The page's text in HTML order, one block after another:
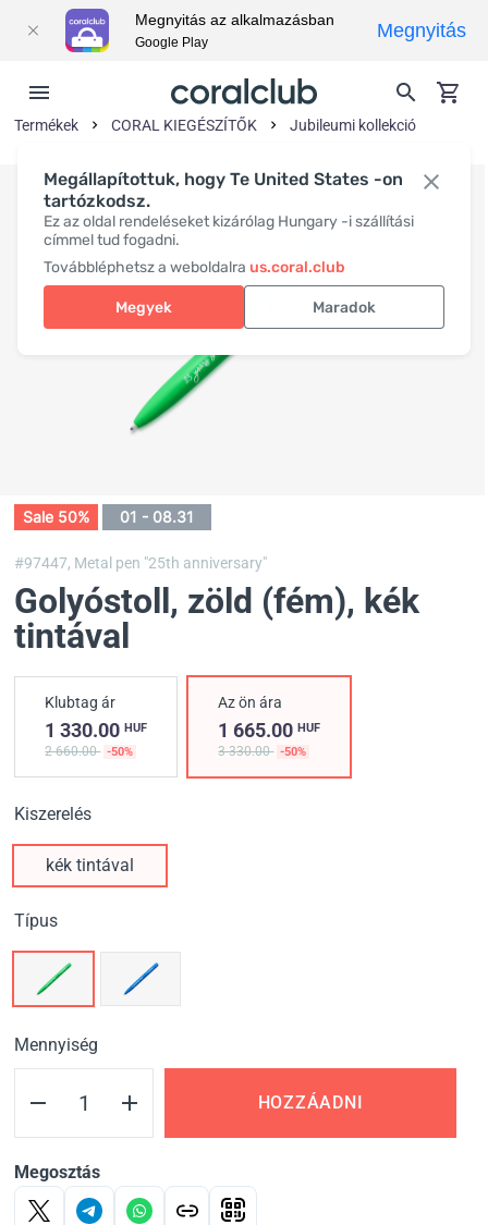
Megállapítottuk, hogy Te United States -on
tartózkodsz.
Ez az oldal rendeléseket kizárólag Hungary -i szállítási
címmel tud fogadni.
Továbbléphetsz a weboldalra us.coral.club
Megyek Maradok
Termékek CORAL KIEGÉSZÍTŐK Jubileumi kollekció
Sale 50% 01 - 08.31
#97447, Metal pen "25th anniversary"
Golyóstoll, zöld (fém), kék
tintával
Klubtag ár
1 330.00 HUF
2 660.00 -50%
Az ön ára
1 665.00HUF
3 330.00 -50%
Kiszerelés
kék tintával
Típus
Mennyiség
HOZZÁADNI
Megosztás
Megnyitás az alkalmazásban
Google Play
Megnyitás